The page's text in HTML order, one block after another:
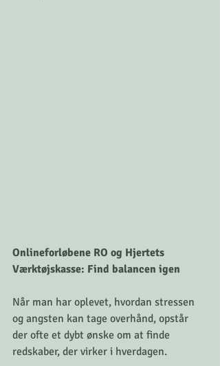
Onlineforløbene RO og Hjertets
Værktøjskasse: Find balancen igen
Når man har oplevet, hvordan stressen
og angsten kan tage overhånd, opstår
der ofte et dybt ønske om at finde
redskaber, der virker i hverdagen.